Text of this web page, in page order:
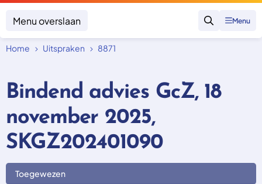
Menu overslaan
Zoeken
Menu
Onderwerpen
Zorgverzekering afsluiten
Vergoeding van zorg
Zorg in het buitenland
Geen zorgverzekering
Focus en impact
Uitspraken
Over SKGZ
Home Uitspraken 8871
Bindend advies GcZ, 18
november 2025,
SKGZ202401090
Toegewezen